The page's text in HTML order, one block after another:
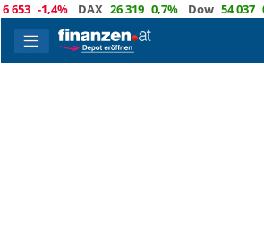
-1,4% DAX 26 319 0,7% Dow 54 037 0,3%